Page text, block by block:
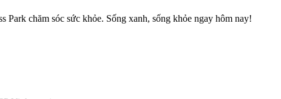
chăm sóc sức khỏe. Sống xanh, sống khỏe ngay hôm nay!